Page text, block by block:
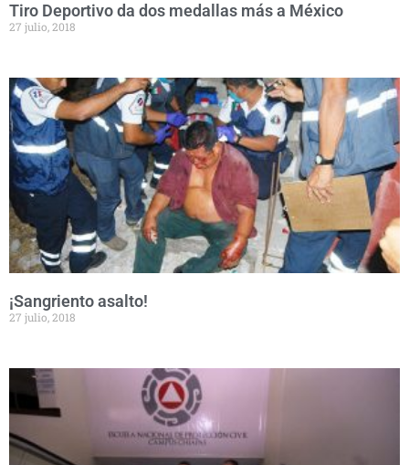
Tiro Deportivo da dos medallas más a México
27 julio, 2018
¡Sangriento asalto!
27 julio, 2018